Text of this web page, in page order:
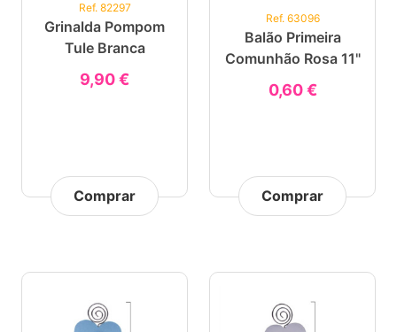
Ref. 82297
Grinalda Pompom
Tule Branca
9,90 €
Comprar
Ref. 63096
Balão Primeira
Comunhão Rosa 11"
0,60 €
Comprar